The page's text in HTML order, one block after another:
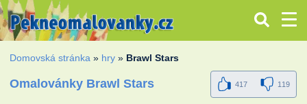
Domovská stránka » hry » Brawl Stars
Omalovánky Brawl Stars 417 119